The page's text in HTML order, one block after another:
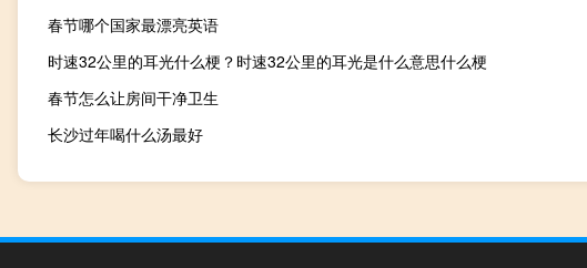
春节哪个国家最漂亮英语
时速32公里的耳光什么梗？时速32公里的耳光是什么意思什么梗
春节怎么让房间干净卫生
长沙过年喝什么汤最好